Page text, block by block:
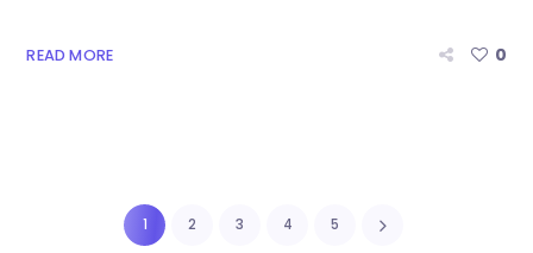
READ MORE 0
1 2 3 4 5